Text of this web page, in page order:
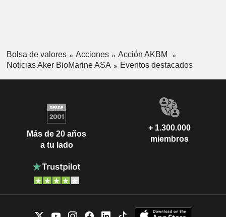
Bolsa de valores Acciones
Acción AKBM
Noticias Aker BioMarine ASA
Eventos destacados
Más de 20 años
a tu lado
+ 1.300.000
miembros